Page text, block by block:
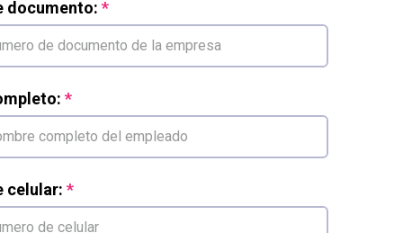
documento:
celular: